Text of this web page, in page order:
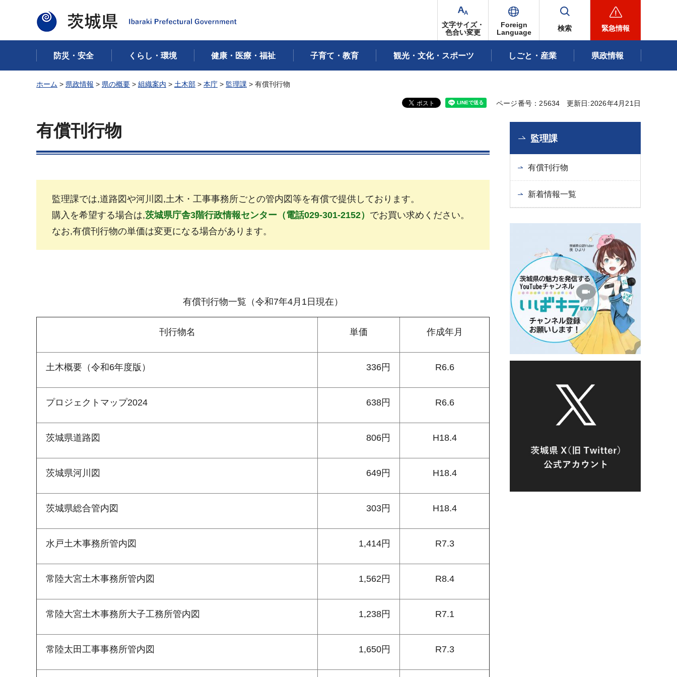
茨城県
文字サイズ・
色合い変更
Foreign
Language
検索 緊急情報
防災・安全 くらし・環境 健康・医療・福祉 子育て・教育 観光・文化・スポーツ しごと・産業 県政情報
ホーム > 県政情報 > 県の概要 > 組織案内 > 土木部 > 本庁 > 監理課 > 有償刊行物
ページ番号：25634 更新日:2026年4月21日
有償刊行物
監理課では,道路図や河川図,土木・工事事務所ごとの管内図等を有償で提供しております。
購入を希望する場合は,茨城県庁舎3階行政情報センター（電話029-301-2152） でお買い求めください。
なお,有償刊行物の単価は変更になる場合があります。
有償刊行物一覧（令和7年4月1日現在）
刊行物名 単価 作成年月
土木概要（令和6年度版） 336円 R6.6
プロジェクトマップ2024 638円 R6.6
茨城県道路図 806円 H18.4
茨城県河川図 649円 H18.4
茨城県総合管内図 303円 H18.4
水戸土木事務所管内図 1,414円 R7.3
常陸大宮土木事務所管内図 1,562円 R8.4
常陸大宮土木事務所大子工務所管内図 1,238円 R7.1
常陸太田工事事務所管内図 1,650円 R7.3
監理課
有償刊行物
新着情報一覧